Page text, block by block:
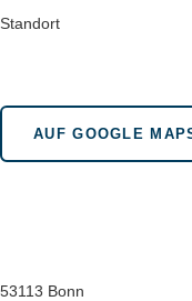
Standort
AUF GOOGLE
53113 Bonn